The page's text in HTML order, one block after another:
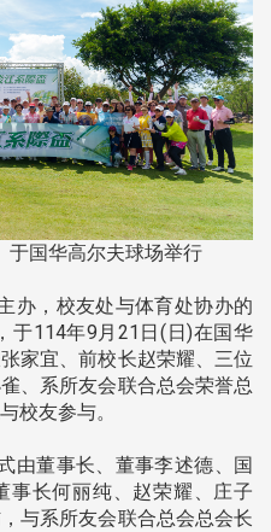
国华高尔夫球场举行
办，校友处与体育处协办的
于114年9月21日(日)在国华
家宜、前校长赵荣耀、三位
、系所友会联合总会荣誉总
校友参与。
由董事长、董事李述德、国
事长何丽纯、赵荣耀、庄子
与系所友会联合总会总会长